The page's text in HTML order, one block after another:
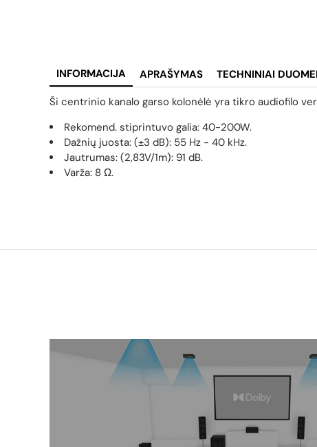
INFORMACIJA APRAŠYMAS TECHNINIAI
Ši centrinio kanalo garso kolonėlė yra tikro audiofilo
Rekomend. stiprintuvo galia: 40-200W.
Dažnių juosta: (±3 dB): 55 Hz - 40 kHz.
Jautrumas: (2,83V/1m): 91 dB.
Varža: 8 Ω.